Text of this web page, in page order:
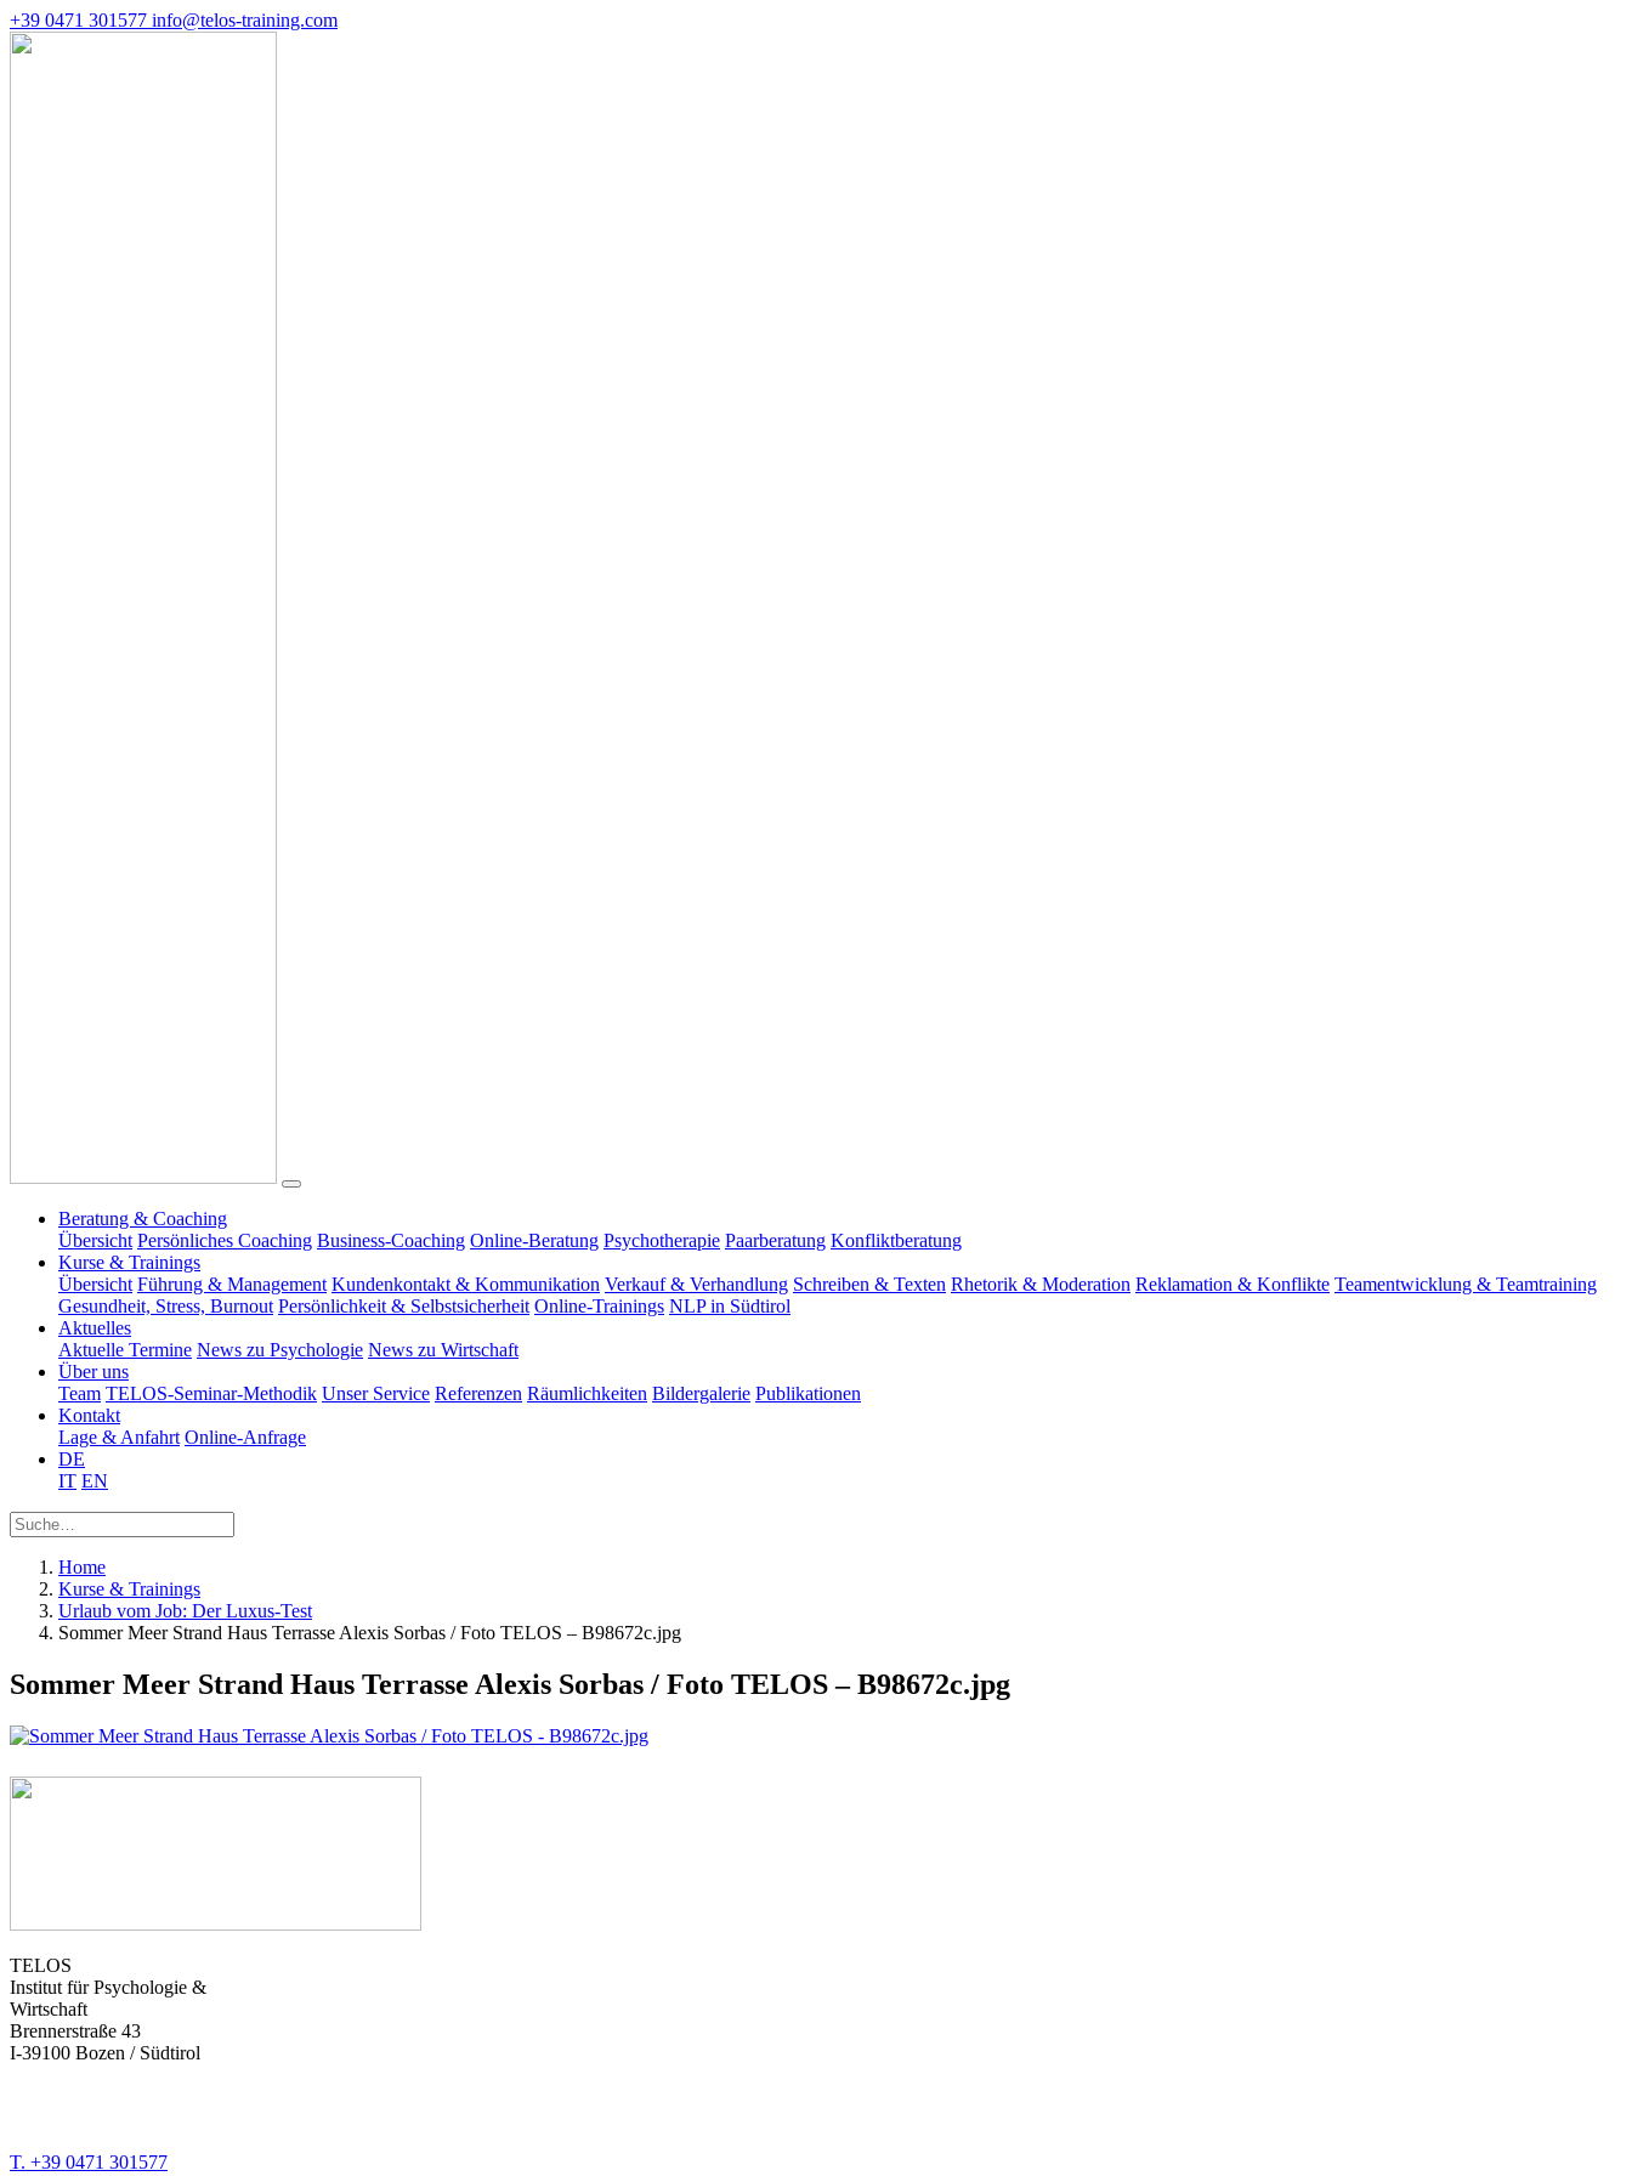
+39 0471 301577 info@telos-training.com
Beratung & Coaching
Übersicht Persönliches Coaching Business-Coaching Online-Beratung Psychotherapie Paarberatung Konfliktberatung
Kurse & Trainings
Übersicht Führung & Management Kundenkontakt & Kommunikation Verkauf & Verhandlung Schreiben & Texten Rhetorik & Moderation Reklamation & Konflikte Teamentwicklung & Teamtraining
Gesundheit, Stress, Burnout Persönlichkeit & Selbstsicherheit Online-Trainings NLP in Südtirol
Aktuelles
Aktuelle Termine News zu Psychologie News zu Wirtschaft
Über uns
Team TELOS-Seminar-Methodik Unser Service Referenzen Räumlichkeiten Bildergalerie Publikationen
Kontakt
Lage & Anfahrt Online-Anfrage
DE
IT EN
Home
Kurse & Trainings
Urlaub vom Job: Der Luxus-Test
Sommer Meer Strand Haus Terrasse Alexis Sorbas / Foto TELOS – B98672c.jpg
Sommer Meer Strand Haus Terrasse Alexis Sorbas / Foto TELOS – B98672c.jpg
TELOS
Institut für Psychologie &
Wirtschaft
Brennerstraße 43
I-39100 Bozen / Südtirol
T. +39 0471 301577